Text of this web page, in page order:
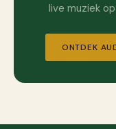
live muziek
ONTDEK